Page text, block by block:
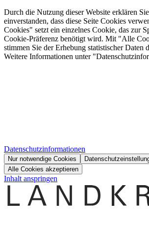
Durch die Nutzung dieser Website erklären
einverstanden, dass diese Seite Cookies
Cookies" setzt ein einzelnes Cookie, das zur
Cookie-Präferenz benötigt wird. Mit "Alle
stimmen Sie der Erhebung statistischer Daten
Weitere Informationen unter
Datenschutzinformationen
Nur notwendige Cookies
Alle Cookies akzeptieren
Inhalt anspringen